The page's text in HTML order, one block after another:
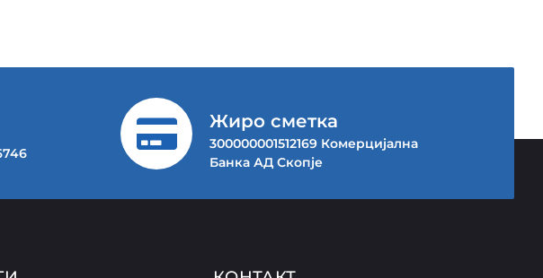
Жиро сметка
300000001512169 Комерцијална
Банка АД Скопје